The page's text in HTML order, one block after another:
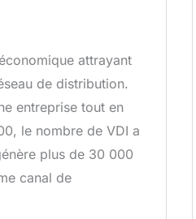
attrayant
de distribution.
entreprise tout en
le nombre de VDI a
plus de 30 000
canal de